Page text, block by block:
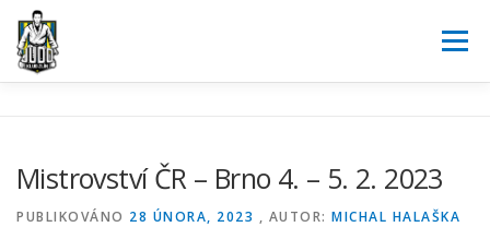
Přeskočit
obsah
Menu
SOUTĚŽE POŘÁDÁME
Mistrovství ČR – Brno 4. – 5. 2. 2023
PUBLIKOVÁNO 28 ÚNORA, 2023 , AUTOR: MICHAL HALAŠKA